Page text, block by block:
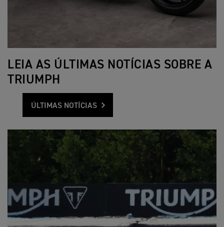
LEIA AS ÚLTIMAS NOTÍCIAS SOBRE A
TRIUMPH
ÚLTIMAS NOTÍCIAS